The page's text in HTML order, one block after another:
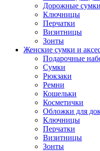
Дорожные сумки
Ключницы
Перчатки
Визитницы
Зонты
Женские сумки и
Подарочные
Сумки
Рюкзаки
Ремни
Кошельки
Косметички
Обложки для
Ключницы
Перчатки
Визитницы
Зонты